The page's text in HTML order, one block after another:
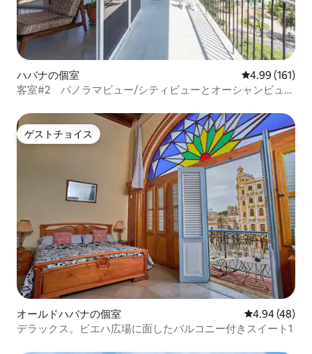
ハバナの個室 レビュー161
4.99 (161)
客室#2 パノラマビュー/シティビューとオーシャンビュ
ゲストチョイス
ゲストチョイス
オールドハバナの個室 レビュー48
4.94 (48)
デラックス。ビエハ広場に面したバルコニー付きスイート1